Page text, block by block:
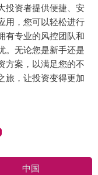
投资者提供便捷、安
用，您可以轻松进行
有专业的风控团队和
。无论您是新手还是
方案，以满足您的不
旅，让投资变得更加
中国